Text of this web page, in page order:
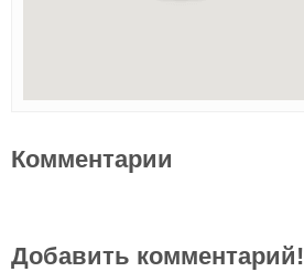
Комментарии
Добавить комментарий!